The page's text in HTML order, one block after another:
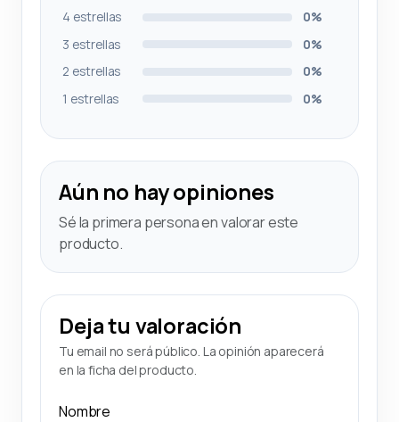
4 estrellas
0%
3 estrellas
0%
2 estrellas
0%
1 estrellas
0%
Aún no hay opiniones
Sé la primera persona en valorar este
producto.
Deja tu valoración
Tu email no será público. La opinión aparecerá
en la ficha del producto.
Nombre